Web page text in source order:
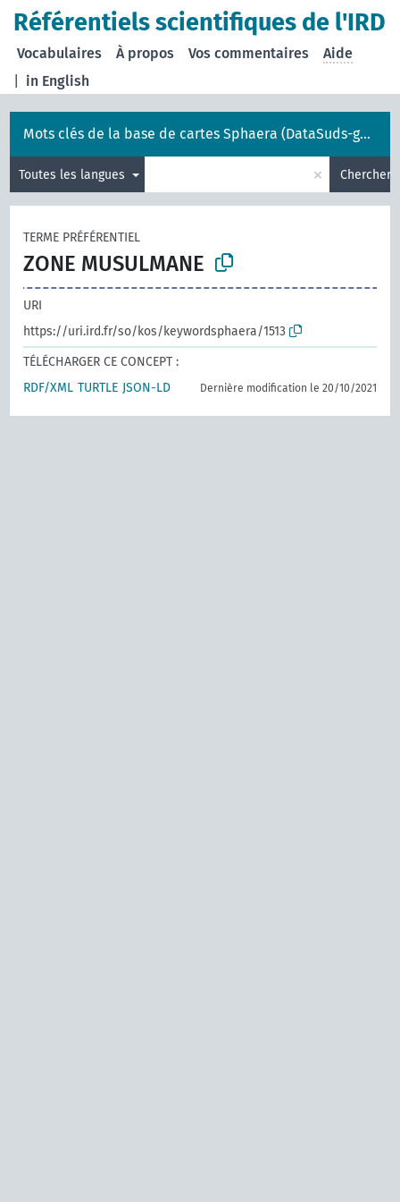
Référentiels scientifiques de l'IRD
in English
Vocabulaires À propos Vos commentaires Aide
Mots clés de la base de cartes Sphaera (DataSuds-géo)
Toutes les langues × Chercher
TERME PRÉFÉRENTIEL
ZONE MUSULMANE
URI
https://uri.ird.fr/so/kos/keywordsphaera/1513
TÉLÉCHARGER CE CONCEPT :
RDF/XML TURTLE JSON-LD Dernière modification le 20/10/2021